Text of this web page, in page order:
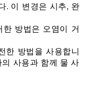
. 이 변경은 시추, 완
방법은 오염이 거
한 방법을 사용합니
사용과 함께 물 사